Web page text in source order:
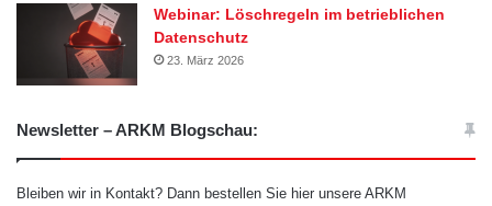
Webinar: Löschregeln im betrieblichen
Datenschutz
23. März 2026
Newsletter – ARKM Blogschau:
Bleiben wir in Kontakt? Dann bestellen Sie hier unsere ARKM